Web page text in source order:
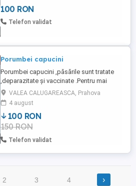
100 RON
Telefon validat
Porumbei capucini
Porumbei capucini ,păsările sunt tratate
,deparazitate și vaccinate .Pentru mai
multe poze și video contactați mă .
VALEA CALUGAREASCA, Prahova
4 august
100 RON
150 RON
Telefon validat
2 3 4 ›